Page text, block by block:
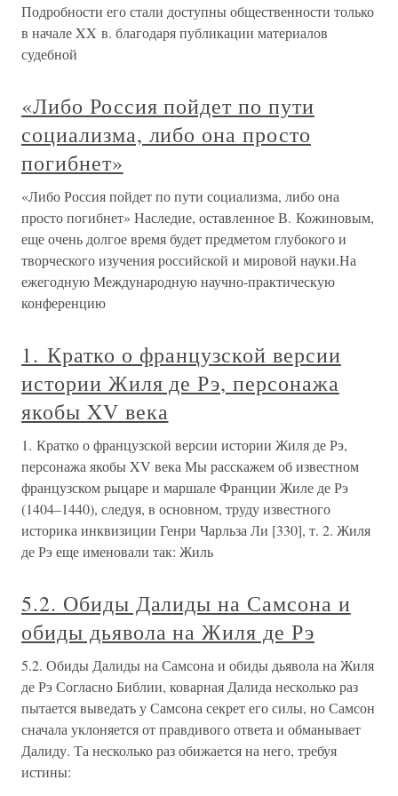
Подробности его стали доступны общественности только
в начале XX в. благодаря публикации материалов
судебной
«Либо Россия пойдет по пути
социализма, либо она просто
погибнет»
«Либо Россия пойдет по пути социализма, либо она
просто погибнет» Наследие, оставленное В. Кожиновым,
еще очень долгое время будет предметом глубокого и
творческого изучения российской и мировой науки.На
ежегодную Международную научно-практическую
конференцию
1. Кратко о французской версии
истории Жиля де Рэ, персонажа
якобы XV века
1. Кратко о французской версии истории Жиля де Рэ,
персонажа якобы XV века Мы расскажем об известном
французском рыцаре и маршале Франции Жиле де Рэ
(1404–1440), следуя, в основном, труду известного
историка инквизиции Генри Чарльза Ли [330], т. 2. Жиля
де Рэ еще именовали так: Жиль
5.2. Обиды Далиды на Самсона и
обиды дьявола на Жиля де Рэ
5.2. Обиды Далиды на Самсона и обиды дьявола на Жиля
де Рэ Согласно Библии, коварная Далида несколько раз
пытается выведать у Самсона секрет его силы, но Самсон
сначала уклоняется от правдивого ответа и обманывает
Далиду. Та несколько раз обижается на него, требуя
истины: